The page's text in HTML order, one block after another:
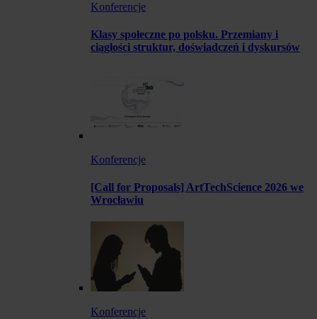
Konferencje
Klasy społeczne po polsku. Przemiany i
ciągłości struktur, doświadczeń i dyskursów
Konferencje
[Call for Proposals] ArtTechScience 2026 we
Wrocławiu
Konferencje